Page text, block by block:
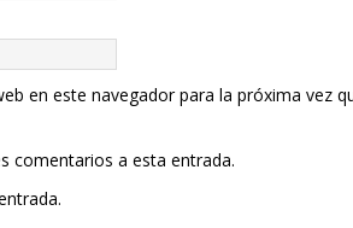
en este navegador para la próxima vez
comentarios a esta entrada.